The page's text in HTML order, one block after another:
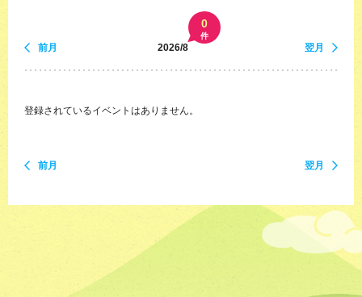
前月 2026/8
0
件
翌月
登録されているイベントはありません。
前月 翌月